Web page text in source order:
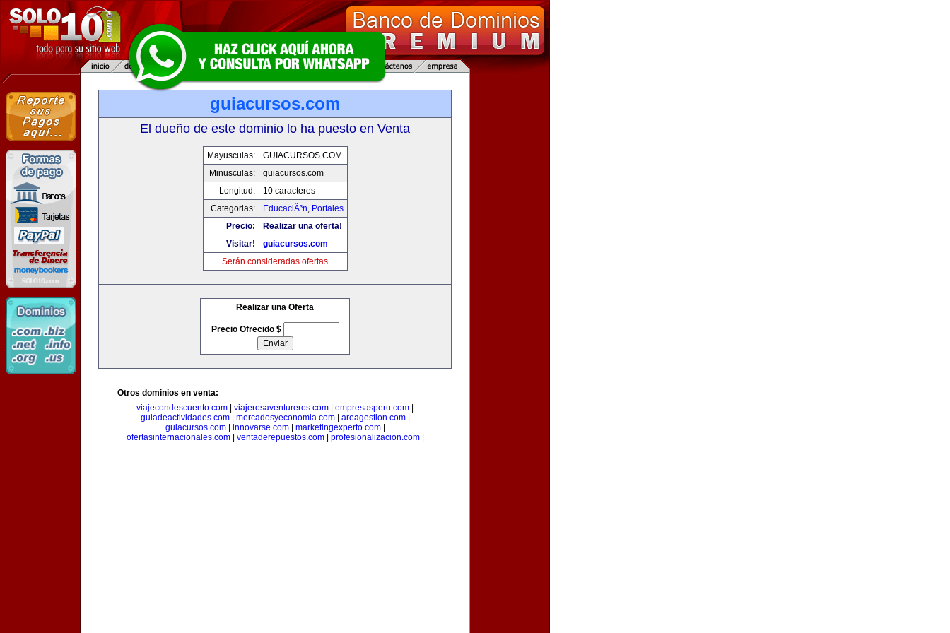
guiacursos.com
El dueño de este dominio lo ha puesto en Venta
Mayusculas:
GUIACURSOS.COM
Minusculas:
guiacursos.com
Longitud:
10 caracteres
Categorias:
EducaciÃ³n, Portales
Precio:
Realizar una oferta!
Visitar!
guiacursos.com
Serán consideradas ofertas
Realizar una Oferta
Precio Ofrecido $
Otros dominios en venta:
viajecondescuento.com
viajerosaventureros.com empresasperu.com
guiadeactividades.com| mercadosyeconomia.com| areagestion.com|
guiacursos.com| innovarse.com| marketingexperto.com|
ofertasinternacionales.com| ventaderepuestos.com| profesionalizacion.com|